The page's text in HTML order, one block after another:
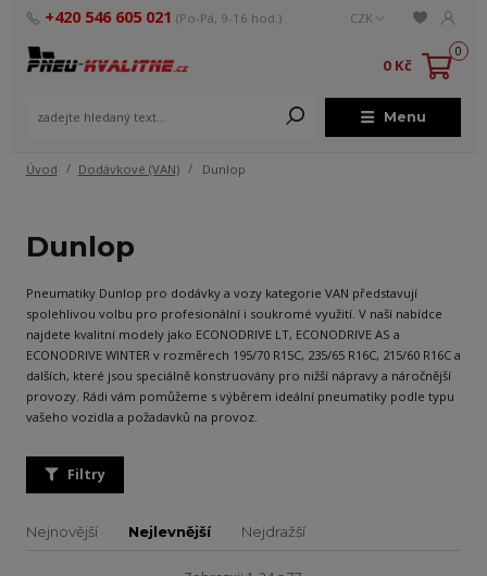
Menu
CZK
+420 546 605 021 (Po-Pá, 9-16 hod.)
0
0 Kč
Úvod Dodávkové (VAN) Dunlop
Dunlop
Pneumatiky Dunlop pro dodávky a vozy kategorie VAN představují
spolehlivou volbu pro profesionální i soukromé využití. V naší nabídce
najdete kvalitní modely jako ECONODRIVE LT, ECONODRIVE AS a
ECONODRIVE WINTER v rozměrech 195/70 R15C, 235/65 R16C, 215/60 R16C a
dalších, které jsou speciálně konstruovány pro nižší nápravy a náročnější
provozy. Rádi vám pomůžeme s výběrem ideální pneumatiky podle typu
vašeho vozidla a požadavků na provoz.
Filtry
Nejnovější Nejlevnější Nejdražší